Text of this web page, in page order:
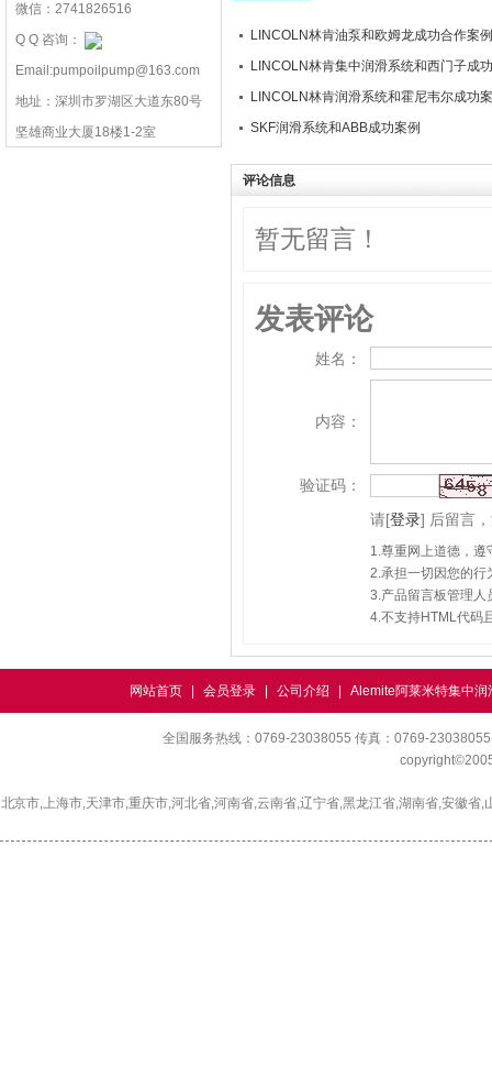
微信：2741826516
Q Q 咨询：
Email:pumpoilpump@163.com
地址：深圳市罗湖区大道东80号
坚雄商业大厦18楼1-2室
LINCOLN林肯油泵和欧姆龙成功合作案例
LINCOLN林肯集中润滑系统和西门子成
LINCOLN林肯润滑系统和霍尼韦尔成功
SKF润滑系统和ABB成功案例
评论信息
暂无留言！
发表评论
姓名：
内容：
验证码：
请[登录] 后留言
1.尊重网上道德，
2.承担一切因您的行
3.产品留言板管理人
4.不支持HTML代码
网站首页 会员登录 公司介绍 Alemite阿莱米特集中润
全国服务热线：0769-23038055 传真：0769-
北京市,上海市,天津市,重庆市,河北省,河南省,云南省,辽宁省,黑龙江省,湖南省,安徽